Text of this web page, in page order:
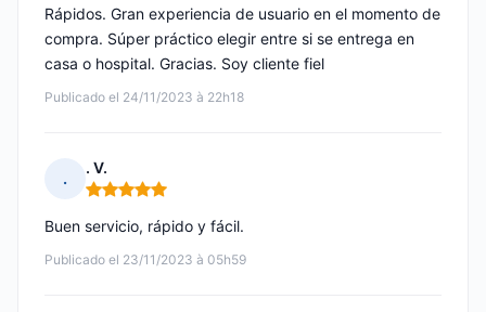
Publicado el 24/11/2023 à 22h18
Rápidos. Gran experiencia de usuario en el momento de
compra. Súper práctico elegir entre si se entrega en
casa o hospital. Gracias. Soy cliente fiel
.
. V.
Nota: 5 de 5
Publicado el 23/11/2023 à 05h59
Buen servicio, rápido y fácil.